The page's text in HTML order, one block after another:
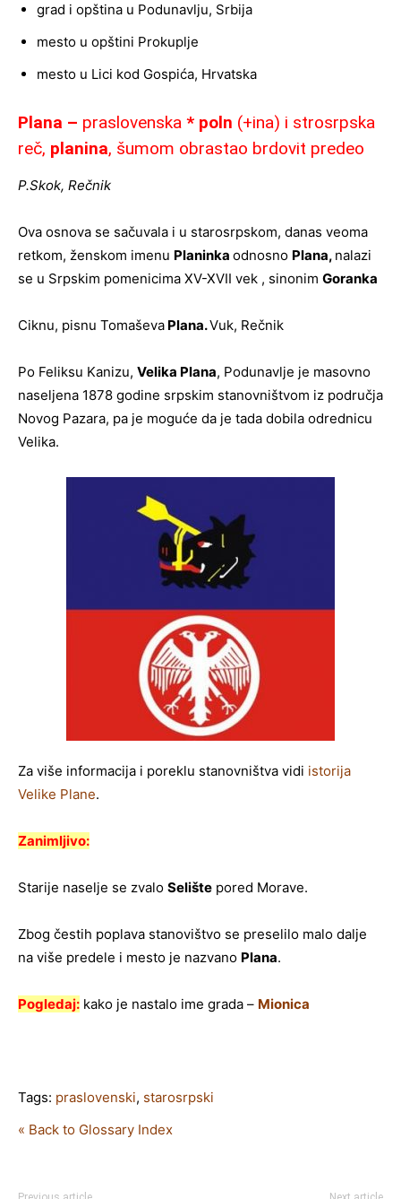
grad i opština u Podunavlju, Srbija
mesto u opštini Prokuplje
mesto u Lici kod Gospića, Hrvatska
Plana – praslovenska * poln (+ina) i strosrpska
reč, planina, šumom obrastao brdovit predeo
P.Skok, Rečnik
Ova osnova se sačuvala i u starosrpskom, danas veoma
retkom, ženskom imenu Planinka odnosno Plana, nalazi
se u Srpskim pomenicima XV-XVII vek , sinonim Goranka
Ciknu, pisnu Tomaševa Plana.Vuk, Rečnik
Po Feliksu Kanizu, Velika Plana, Podunavlje je masovno
naseljena 1878 godine srpskim stanovništvom iz područja
Novog Pazara, pa je moguće da je tada dobila odrednicu
Velika.
Za više informacija i poreklu stanovništva vidi istorija
Velike Plane.
Zanimljivo:
Starije naselje se zvalo Selište pored Morave.
Zbog čestih poplava stanovištvo se preselilo malo dalje
na više predele i mesto je nazvano Plana.
Pogledaj: kako je nastalo ime grada – Mionica
Tags: praslovenski, starosrpski
« Back to Glossary Index